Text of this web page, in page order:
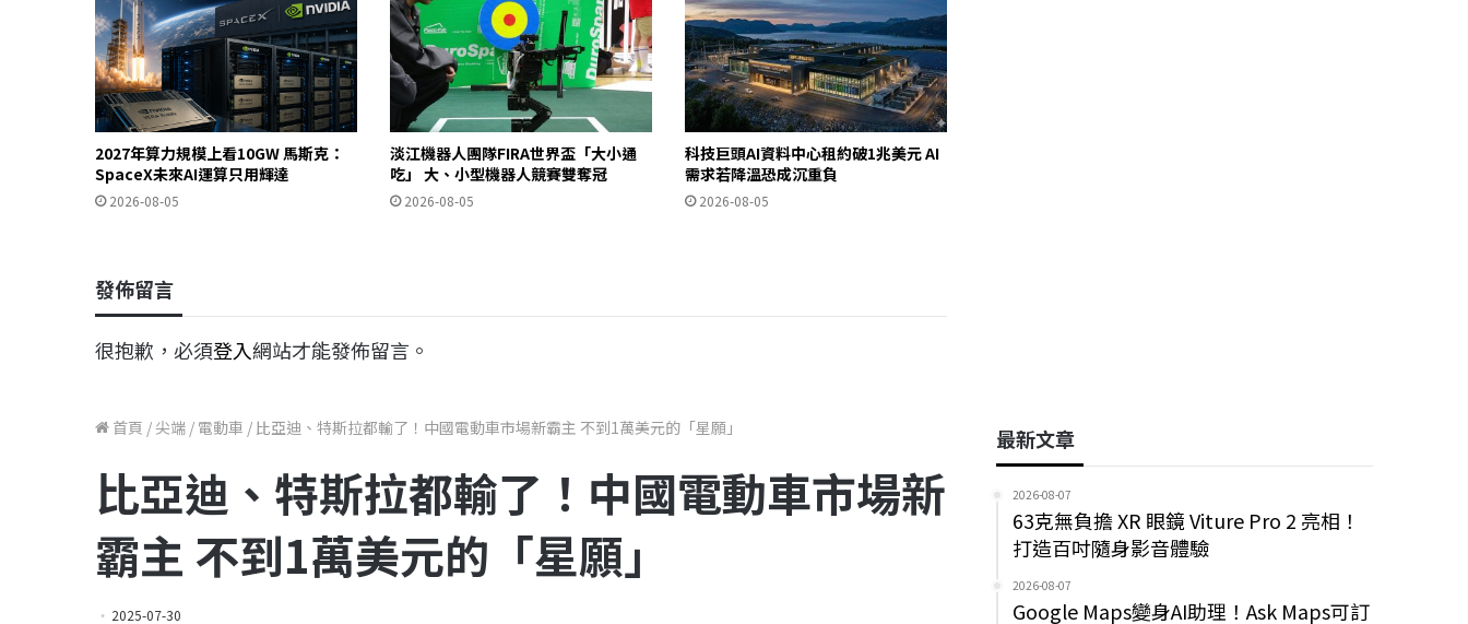
2027年算力規模上看10GW 馬斯克：
SpaceX未來AI運算只用輝達
2026-08-05
淡江機器人團隊FIRA世界盃「大小通
吃」 大、小型機器人競賽雙奪冠
2026-08-05
科技巨頭AI資料中心租約破1兆美元 AI
需求若降溫恐成沉重負
2026-08-05
發佈留言
很抱歉，必須登入網站才能發佈留言。